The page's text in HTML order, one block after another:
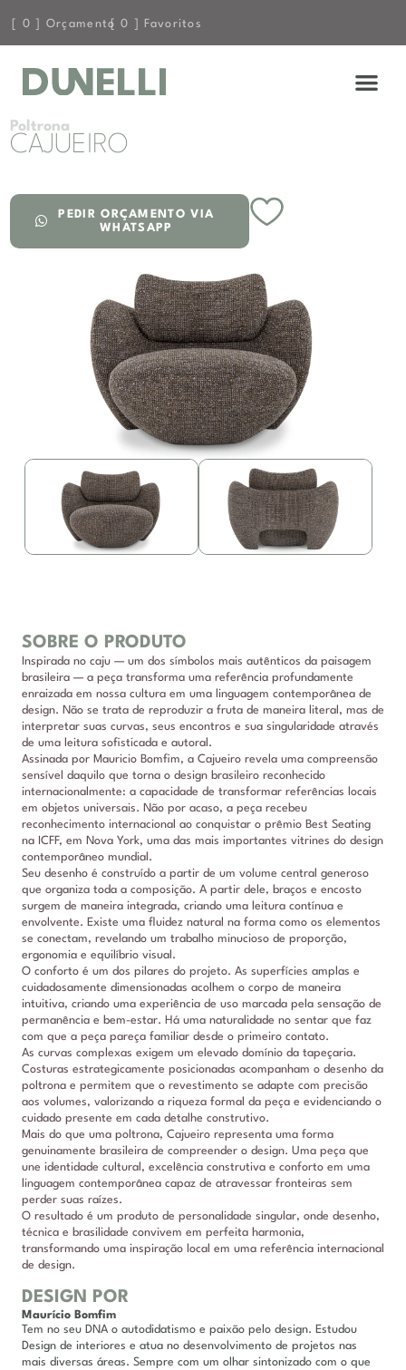
[ 0 ] Orçamento[0 ] Favoritos
Poltrona
CAJUEIRO
PEDIR ORÇAMENTO VIA
WHATSAPP
SOBRE O PRODUTO
Inspirada no caju — um dos símbolos mais autênticos da paisagem
brasileira — a peça transforma uma referência profundamente
enraizada em nossa cultura em uma linguagem contemporânea de
design. Não se trata de reproduzir a fruta de maneira literal, mas de
interpretar suas curvas, seus encontros e sua singularidade através
de uma leitura sofisticada e autoral.
Assinada por Mauricio Bomfim, a Cajueiro revela uma compreensão
sensível daquilo que torna o design brasileiro reconhecido
internacionalmente: a capacidade de transformar referências locais
em objetos universais. Não por acaso, a peça recebeu
reconhecimento internacional ao conquistar o prêmio Best Seating
na ICFF, em Nova York, uma das mais importantes vitrines do design
contemporâneo mundial.
Seu desenho é construído a partir de um volume central generoso
que organiza toda a composição. A partir dele, braços e encosto
surgem de maneira integrada, criando uma leitura contínua e
envolvente. Existe uma fluidez natural na forma como os elementos
se conectam, revelando um trabalho minucioso de proporção,
ergonomia e equilíbrio visual.
O conforto é um dos pilares do projeto. As superfícies amplas e
cuidadosamente dimensionadas acolhem o corpo de maneira
intuitiva, criando uma experiência de uso marcada pela sensação de
permanência e bem-estar. Há uma naturalidade no sentar que faz
com que a peça pareça familiar desde o primeiro contato.
As curvas complexas exigem um elevado domínio da tapeçaria.
Costuras estrategicamente posicionadas acompanham o desenho da
poltrona e permitem que o revestimento se adapte com precisão
aos volumes, valorizando a riqueza formal da peça e evidenciando o
cuidado presente em cada detalhe construtivo.
Mais do que uma poltrona, Cajueiro representa uma forma
genuinamente brasileira de compreender o design. Uma peça que
une identidade cultural, excelência construtiva e conforto em uma
linguagem contemporânea capaz de atravessar fronteiras sem
perder suas raízes.
O resultado é um produto de personalidade singular, onde desenho,
técnica e brasilidade convivem em perfeita harmonia,
transformando uma inspiração local em uma referência internacional
de design.
DESIGN POR
Maurício Bomfim
Tem no seu DNA o autodidatismo e paixão pelo design. Estudou
Design de interiores e atua no desenvolvimento de projetos nas
mais diversas áreas. Sempre com um olhar sintonizado com o que